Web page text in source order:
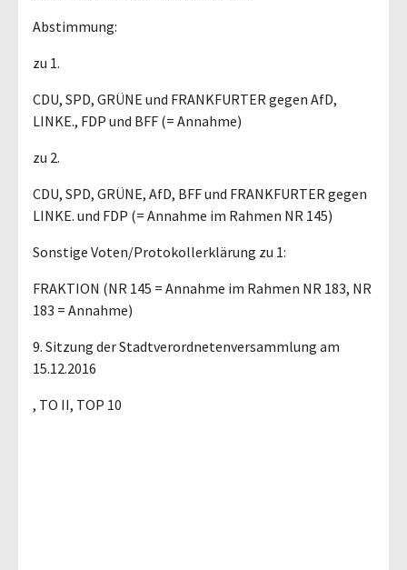
Abstimmung:
zu 1.
CDU, SPD, GRÜNE und FRANKFURTER gegen AfD,
LINKE., FDP und BFF (= Annahme)
zu 2.
CDU, SPD, GRÜNE, AfD, BFF und FRANKFURTER gegen
LINKE. und FDP (= Annahme im Rahmen NR 145)
Sonstige Voten/Protokollerklärung zu 1:
FRAKTION (NR 145 = Annahme im Rahmen NR 183, NR
183 = Annahme)
9. Sitzung der Stadtverordnetenversammlung am
15.12.2016
, TO II, TOP 10